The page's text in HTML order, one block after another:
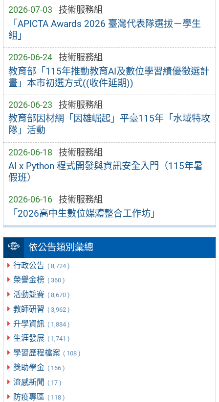
2026-07-03 技術服務組
「APICTA Awards 2026 臺灣代表隊選拔－學生
組」
2026-06-24 技術服務組
教育部「115年推動教育AI及數位學習績優徵選計
畫」本市初選方式((收件延期))
2026-06-23 技術服務組
教育部因材網「因雄崛起」平臺115年「水域特攻
隊」活動
2026-06-18 技術服務組
AI x Python 程式開發與資訊安全入門（115年暑
假班）
2026-06-16 技術服務組
「2026高中生數位媒體整合工作坊」
依公告類別彙總
行政公告 ( 8,724 )
榮譽金榜 ( 360 )
活動競賽 ( 8,670 )
教師研習 ( 3,962 )
升學資訊 ( 1,884 )
生涯發展 ( 1,741 )
學習歷程檔案 ( 108 )
獎助學金 ( 166 )
流感新聞 ( 17 )
防疫專區 ( 118 )